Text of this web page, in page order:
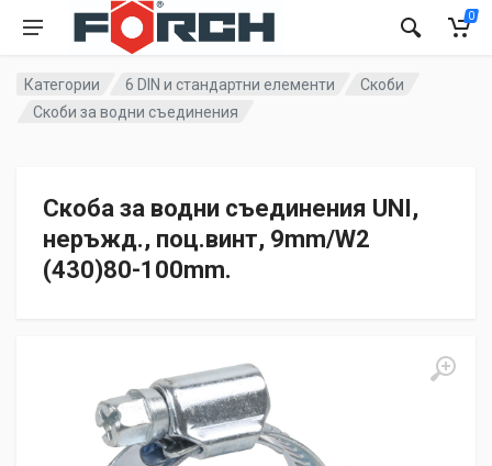
0
Категории 6 DIN и стандартни елементи
Скоби
Скоби за водни съединения
Скоба за водни съединения UNI,
неръжд., поц.винт, 9mm/W2
(430)80-100mm.